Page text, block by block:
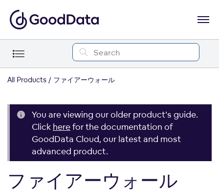
All Products ファイアーウォール
You are viewing our older product's guide.
Click herefor the documentation of
GoodData Cloud, our latest and most
advanced product.
ファイアーウォール